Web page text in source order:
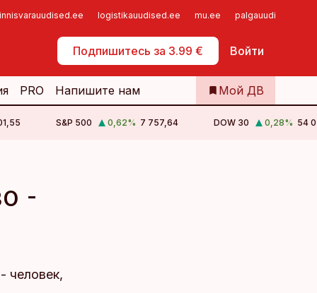
logistikauudised.ee mu.ee palgauudised.ee
Подпишитесь за 3.99 € Войти
Самообслуживание
PRO Напишите нам Мой ДВ
S&P 500 0,62% 7 757,64 DOW 30 0,28% 54
-
человек,